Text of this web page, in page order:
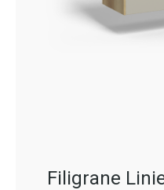
Filigrane